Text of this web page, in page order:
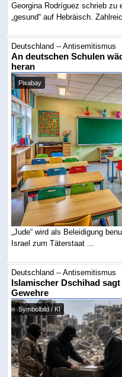
Georgina Rodríguez schrieb zu
„gesund“ auf Hebräisch.
Deutschland -- Antisemitismus
An deutschen Schulen
heran
Pixabay
„Jude“ wird als Beleidigung
Israel zum Täterstaat ...
Deutschland -- Antisemitismus
Islamischer Dschihad
Gewehre
Symbolbild / KI